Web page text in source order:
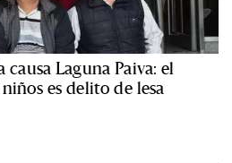
Laguna Paiva: el
es delito de lesa